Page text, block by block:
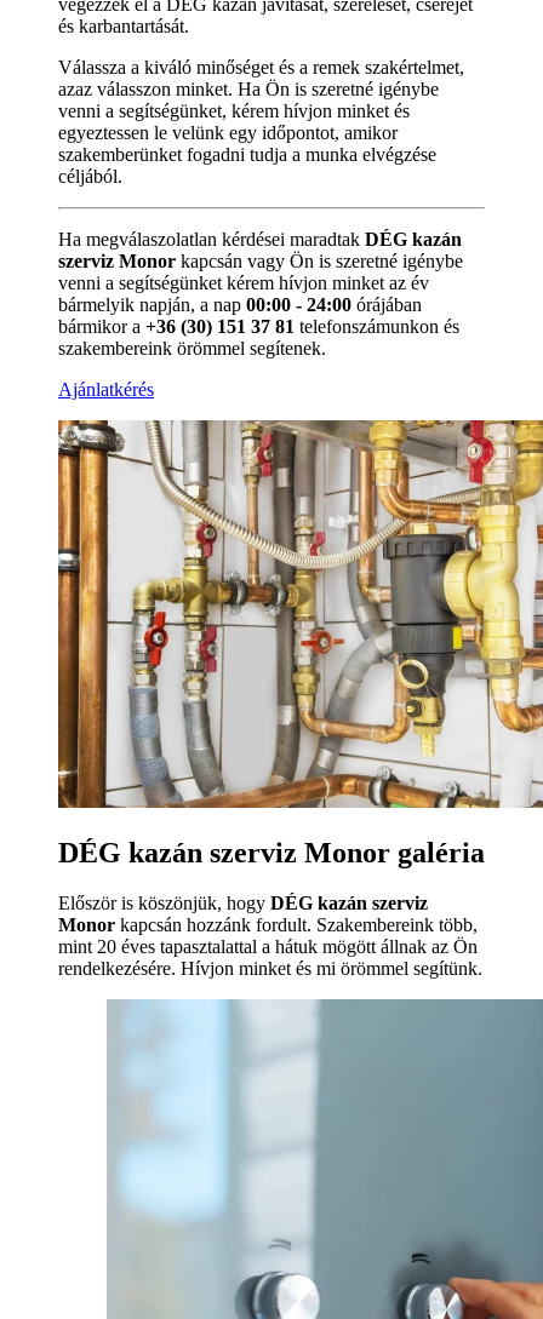
és karbantartását.
Válassza a kiváló minőséget és a remek szakértelmet,
azaz válasszon minket. Ha Ön is szeretné igénybe
venni a segítségünket, kérem hívjon minket és
egyeztessen le velünk egy időpontot, amikor
szakemberünket fogadni tudja a munka elvégzése
céljából.
Ha megválaszolatlan kérdései maradtak DÉG kazán
szerviz Monor kapcsán vagy Ön is szeretné igénybe
venni a segítségünket kérem hívjon minket az év
bármelyik napján, a nap 00:00 - 24:00 órájában
bármikor a +36 (30) 151 37 81 telefonszámunkon és
szakembereink örömmel segítenek.
Ajánlatkérés
DÉG kazán szerviz Monor galéria
Először is köszönjük, hogy DÉG kazán szerviz
Monor kapcsán hozzánk fordult. Szakembereink több,
mint 20 éves tapasztalattal a hátuk mögött állnak az Ön
rendelkezésére. Hívjon minket és mi örömmel segítünk.